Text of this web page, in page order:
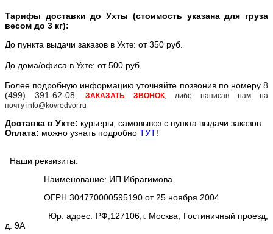
Тарифы доставки до Ухты (стоимость указана для груза
весом до 3 кг):
До пункта выдачи заказов в Ухте: от 350 руб.
До дома/офиса в Ухте: от 500 руб.
Более подробную информацию уточняйте позвонив по номеру 8
(499) 391-62-08, ЗАКАЗАТЬ ЗВОНОК, либо написав нам на
почту info@kovrodvor.ru
Доставка в Ухте: курьеры, самовывоз с пункта выдачи заказов.
Оплата: можно узнать подробно ТУТ!
Наши реквизиты:
Наименование: ИП Ибрагимова
ОГРН 304770000595190 от 25 ноября 2004
Юр. адрес: РФ,127106,г. Москва, Гостиничный проезд,
д. 9А